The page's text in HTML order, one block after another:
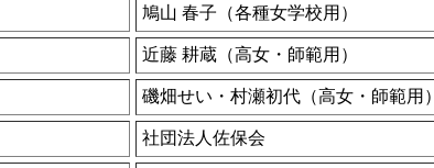
鳩山 春子（各種女学校用）
近藤 耕蔵（高女・師範用）
磯畑せい・村瀬初代（高女・師範用）
社団法人佐保会